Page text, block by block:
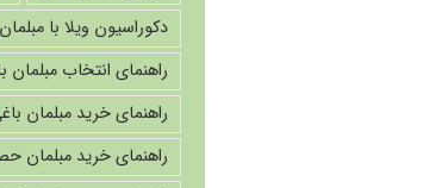
دکوراسیون ویلا با
راهنمای انتخاب مبلمان
راهنمای خرید مبلمان
راهنمای خرید مبلمان